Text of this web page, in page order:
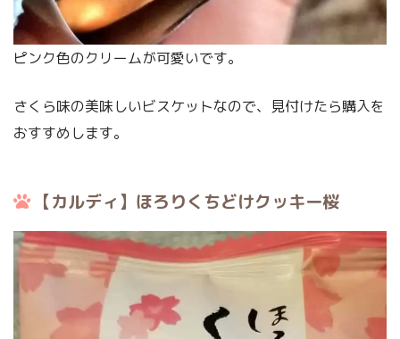
ピンク色のクリームが可愛いです。
さくら味の美味しいビスケットなので、見付けたら購入を
おすすめします。
【カルディ】ほろりくちどけクッキー桜